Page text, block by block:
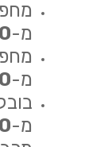
מ-
מ-
מ-